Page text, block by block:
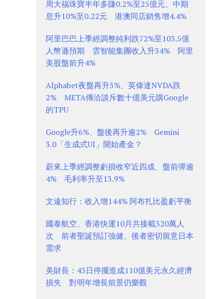
周大福珠寶半年多賺0.2%至25億元、中期
息升10%至0.22元 港澳同店銷售增4.4%
阿里巴巴上季經調整純利跌72%至103.5億
人幣遜預期 雲智能集團收入升34% 阿里
美股盤前升4%
Alphabet夜盤再升3%、英偉達NVDA跌
2% META傳洽談斥數十億美元購Google
的TPU
Google升6%、盤後再升逾2% Gemini
3.0「生成式UI」開始產金？
蔚來上季經調整虧損收窄近四成、盤前彈逾
4% 毛利率升至13.9%
文遠知行：收入增144% 阿布扎比盈虧平衡
國泰航空、香港快運10月共接載320萬人
次 前者聖誕預訂強健、後者密切留意日本
需求
美財長：43日停擺造成110億美元永久經濟
損失 對明年增長前景仍樂觀